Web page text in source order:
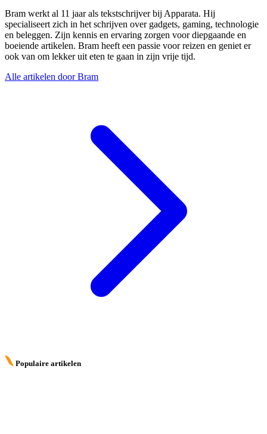
Bram werkt al 11 jaar als tekstschrijver bij Apparata. Hij
specialiseert zich in het schrijven over gadgets, gaming, technologie
en beleggen. Zijn kennis en ervaring zorgen voor diepgaande en
boeiende artikelen. Bram heeft een passie voor reizen en geniet er
ook van om lekker uit eten te gaan in zijn vrije tijd.
Alle artikelen door Bram
Populaire artikelen